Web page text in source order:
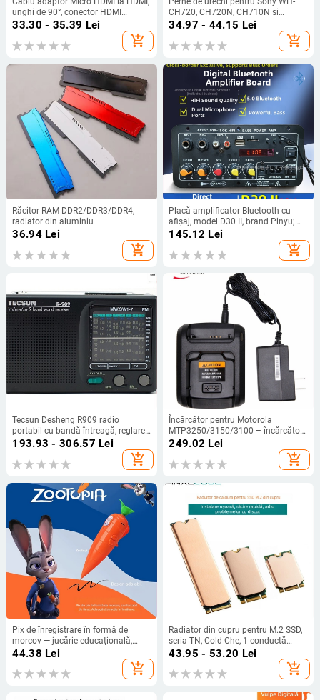
unghi de 90°, conector HDMI
femelă, pentru tablete
33.30 - 35.39 Lei
add_shopping_cart
CH720, CH720N, CH710N și
CH700N – piele artificială
34.97 - 44.15 Lei
add_shopping_cart
Răcitor RAM DDR2/DDR3/DDR4,
radiator din aluminiu
36.94Lei
add_shopping_cart
Placă amplificator Bluetooth cu
afișaj, model D30 II, brand Pinyu;
Intrări Bluetooth, USB, TF, FM radio;
DC12V/AC110-240V
145.12 Lei
add_shopping_cart
Tecsun Desheng R909 radio
portabil cu bandă întreagă, reglare
manuală a stațiilor, sunet mono,
193.93 - 306.57 Lei
add_shopping_cart
Încărcător pentru Motorola
MTP3250/3150/3100 – încărcător
de tip stand, rezistent la praf, intrare
249.02 Lei
add_shopping_cart
Pix de înregistrare în formă de
morcov — jucărie educațională,
înregistrare 40 s, format de
înregistrare: Altul, baterie AA,
carcasă ABS, fără suport pentru
44.38 Lei
add_shopping_cart
Radiator din cupru pentru M.2 SSD,
seria TN, Cold Che, 1 conductă
termică, 50 g, silențios
43.95 - 53.20 Lei
add_shopping_cart